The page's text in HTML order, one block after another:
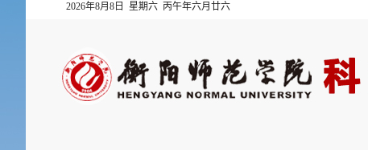
2026年8月8日 星期六 丙午年六月廿六